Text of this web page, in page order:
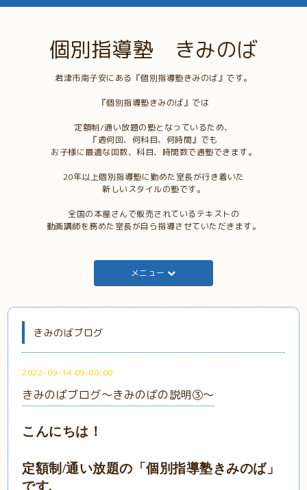
個別指導塾 きみのば
君津市南子安にある『個別指導塾きみのば』です。
『個別指導塾きみのば』では
定額制/通い放題の塾となっているため、
『週何回、何科目、何時間』でも
お子様に最適な回数、科目、時間数で通塾できます。
20年以上個別指導塾に勤めた室長が行き着いた
新しいスタイルの塾です。
全国の本屋さんで販売されているテキストの
動画講師を務めた室長が自ら指導させていただきます。
メニュー
きみのばブログ
2022-09-14 09:00:00
きみのばブログ～きみのばの説明③～
こんにちは！
定額制 /通い放題の 「個別指導塾きみのば」
です.